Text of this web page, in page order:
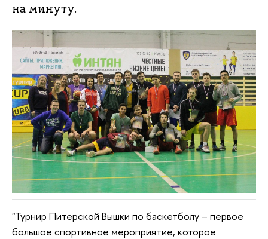
на минуту.
"Турнир Питерской Вышки по баскетболу – первое
большое спортивное мероприятие, которое